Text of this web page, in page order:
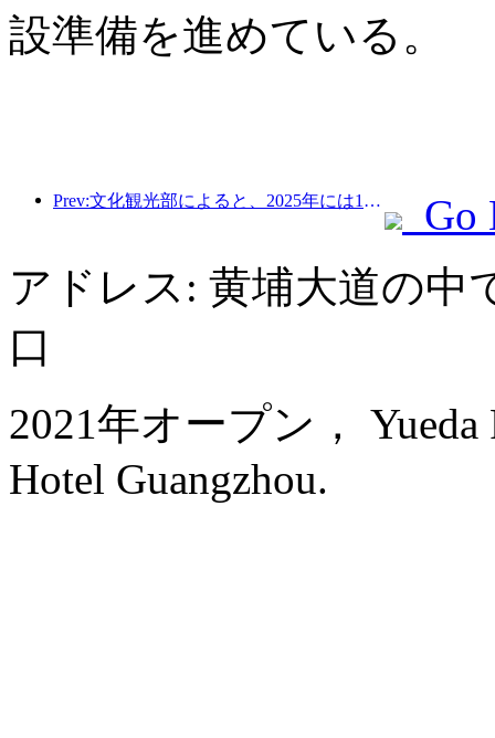
設準備を進めている。
Prev:文化観光部によると、2025年には16,994か所のA級景勝地が75億1000万人の観光客を迎え、5544億9000万元の観光収入を生み出した。
Go
アドレス: 黄埔大道の中
口
2021年オープン，
Hotel Guangzhou.